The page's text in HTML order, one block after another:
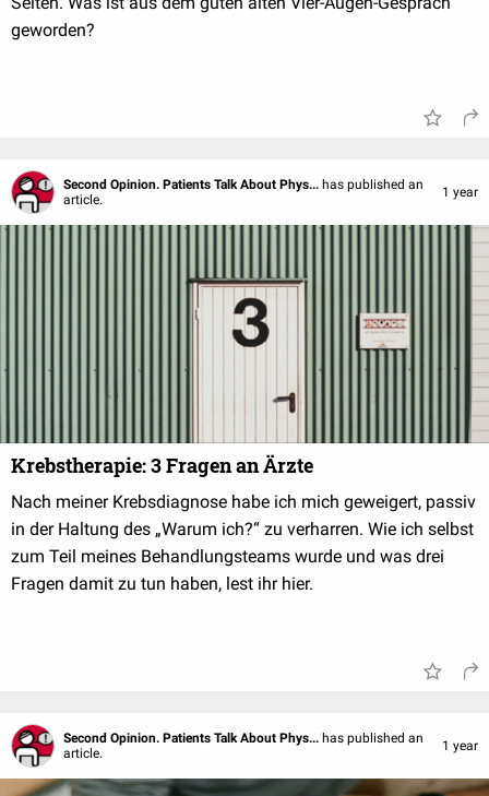
geworden?
Second Opinion. Patients Talk About Phys... has published an
article.
1 year
Krebstherapie: 3 Fragen an Ärzte
Nach meiner Krebsdiagnose habe ich mich geweigert, passiv
in der Haltung des „Warum ich?“ zu verharren. Wie ich selbst
zum Teil meines Behandlungsteams wurde und was drei
Fragen damit zu tun haben, lest ihr hier.
Second Opinion. Patients Talk About Phys... has published an
article.
1 year